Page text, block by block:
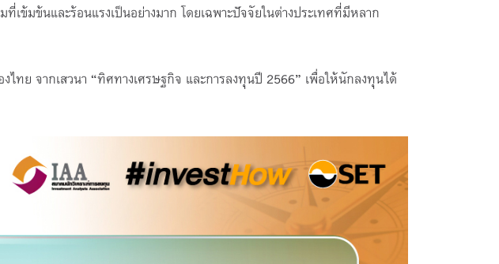
นและร้อนแรงเป็นอย่างมาก โดยเฉพาะปัจจัยในต่างประเทศที่มีหลาก
ทย จากเสวนา “ทิศทางเศรษฐกิจ และการลงทุนปี 2566” เพื่อให้นักลงทุนได้